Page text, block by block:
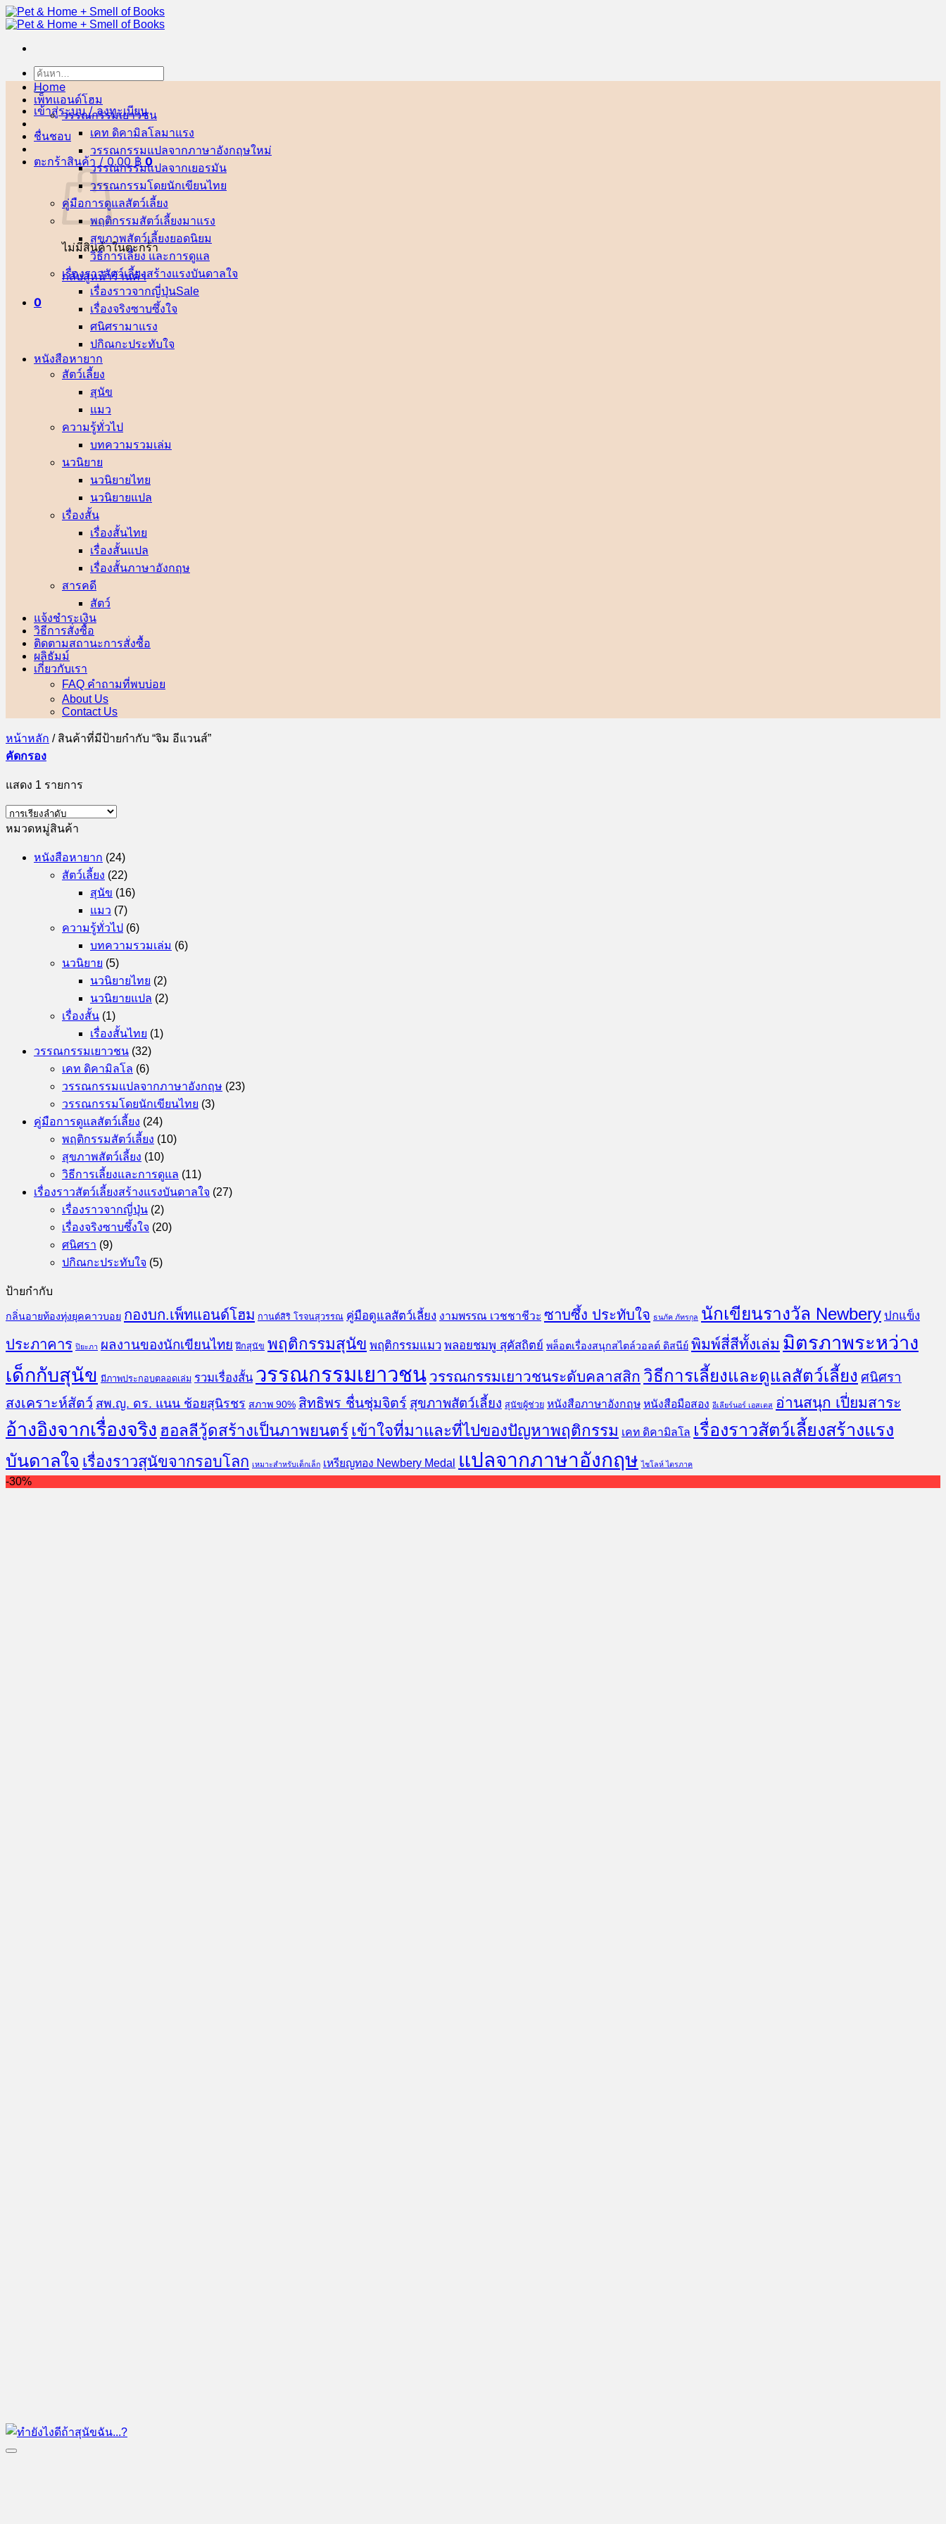
ข้าม
ไป
เนื้อหา
ค้นหา:
เข้าสู่ระบบ / ลงทะเบียน
ชื่นชอบ
ตะกร้าสินค้า / 0.00 ฿ 0
ไม่มีสินค้าในตะกร้า
กลับสู่หน้าร้านค้า
0
Home
เพ็ทแอนด์โฮม
วรรณกรรมเยาวชน
เคท ดิคามิลโล
วรรณกรรมแปลจากภาษาอังกฤษ
วรรณกรรมแปลจากเยอรมัน
วรรณกรรมโดยนักเขียนไทย
คู่มือการดูแลสัตว์เลี้ยง
พฤติกรรมสัตว์เลี้ยง
สุขภาพสัตว์เลี้ยง
วิธีการเลี้ยง และการดูแล
เรื่องราวสัตว์เลี้ยงสร้างแรงบันดาลใจ
เรื่องราวจากญี่ปุ่น
เรื่องจริงซาบซึ้งใจ
ศนิศรา
ปกิณกะประทับใจ
หนังสือหายาก
สัตว์เลี้ยง
สุนัข
แมว
ความรู้ทั่วไป
บทความรวมเล่ม
นวนิยาย
นวนิยายไทย
นวนิยายแปล
เรื่องสั้น
เรื่องสั้นไทย
เรื่องสั้นแปล
เรื่องสั้นภาษาอังกฤษ
สารคดี
สัตว์
แจ้งชำระเงิน
วิธีการสั่งซื้อ
ติดตามสถานะการสั่งซื้อ
ผลิธัมม์
เกี่ยวกับเรา
FAQ คำถามที่พบบ่อย
About Us
Contact Us
หน้าหลัก /สินค้าที่มีป้ายกำกับ “จิม อีแวนส์”
คัดกรอง
แสดง 1 รายการ
หมวดหมู่สินค้า
หนังสือหายาก (24)
สัตว์เลี้ยง (22)
สุนัข (16)
แมว (7)
ความรู้ทั่วไป (6)
บทความรวมเล่ม (6)
นวนิยาย (5)
นวนิยายไทย (2)
นวนิยายแปล (2)
เรื่องสั้น (1)
เรื่องสั้นไทย (1)
วรรณกรรมเยาวชน (32)
เคท ดิคามิลโล (6)
วรรณกรรมแปลจากภาษาอังกฤษ (23)
วรรณกรรมโดยนักเขียนไทย (3)
คู่มือการดูแลสัตว์เลี้ยง (24)
พฤติกรรมสัตว์เลี้ยง (10)
สุขภาพสัตว์เลี้ยง (10)
วิธีการเลี้ยงและการดูแล (11)
เรื่องราวสัตว์เลี้ยงสร้างแรงบันดาลใจ (27)
เรื่องราวจากญี่ปุ่น (2)
เรื่องจริงซาบซึ้งใจ (20)
ศนิศรา (9)
ปกิณกะประทับใจ (5)
ป้ายกำกับ
กลิ่นอายท้องทุ่งยุคคาวบอย กองบก.เพ็ทแอนด์โฮม กานต์สิริ โรจนสุวรรณ คู่มือดูแลสัตว์เลี้ยง งามพรรณ เวชชาชีวะ ซาบซึ้ง ประทับใจ ธนภัค ภัทรกุล นักเขียนรางวัล Newbery ปกแข็ง
ประภาคาร ปิยะภา ผลงานของนักเขียนไทย ฝึกสุนัข พฤติกรรมสุนัข พฤติกรรมแมว พลอยชมพู สุคัสถิตย์ พล็อตเรื่องสนุกสไตล์วอลต์ ดิสนีย์ พิมพ์สี่สีทั้งเล่ม มิตรภาพระหว่าง
เด็กกับสุนัข มีภาพประกอบตลอดเล่ม รวมเรื่องสั้น วรรณกรรมเยาวชน วรรณกรรมเยาวชนระดับคลาสสิก วิธีการเลี้ยงและดูแลสัตว์เลี้ยง ศนิศรา
สงเคราะห์สัตว์ สพ.ญ. ดร. แนน ช้อยสุนิรชร สภาพ 90% สิทธิพร ชื่นชุ่มจิตร์ สุขภาพสัตว์เลี้ยง สุนัขผู้ช่วย หนังสือภาษาอังกฤษ หนังสือมือสอง อีเลียร์นอร์ เอสเตส อ่านสนุก เปี่ยมสาระ
อ้างอิงจากเรื่องจริง ฮอลลีวู้ดสร้างเป็นภาพยนตร์ เข้าใจที่มาและที่ไปของปัญหาพฤติกรรม เคท ดิคามิลโล เรื่องราวสัตว์เลี้ยงสร้างแรง
บันดาลใจ เรื่องราวสุนัขจากรอบโลก เหมาะสำหรับเด็กเล็ก เหรียญทอง Newbery Medal แปลจากภาษาอังกฤษ ไชโลห์ ไตรภาค
-30%